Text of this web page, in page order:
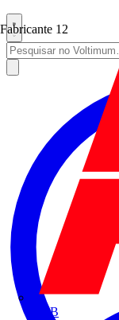
Fabricante 12
ABB